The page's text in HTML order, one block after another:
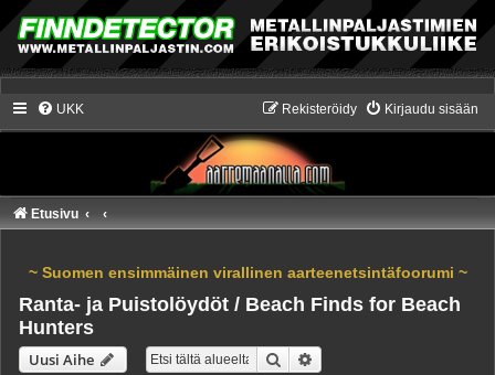
UKK Kirjaudu sisään
Rekisteröidy
Etusivu
~ Suomen ensimmäinen virallinen aarteenetsintäfoorumi ~
Ranta- ja Puistolöydöt / Beach Finds for Beach
Hunters
Uusi Aihe Etsi